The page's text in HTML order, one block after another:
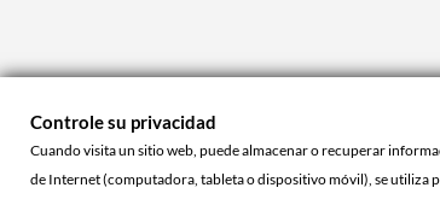
© 2026 - La Cueva Roja™
Controle su privacidad
Cuando visita un sitio web, puede almacenar o recuperar
de Internet (computadora, tableta o dispositivo móvil), se utiliza